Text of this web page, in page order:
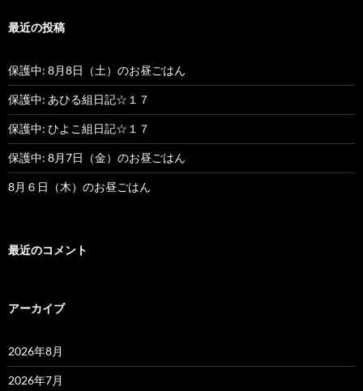
ン
最近の投稿
保護中: 8月8日（土）のお昼ごはん
保護中: あひる組日記☆１７
保護中: ひよこ組日記☆１７
保護中: 8月7日（金）のお昼ごはん
8月６日（木）のお昼ごはん
最近のコメント
アーカイブ
2026年8月
2026年7月